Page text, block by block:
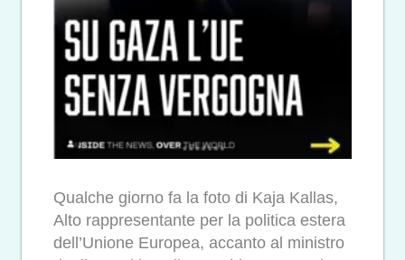
Qualche giorno fa la foto di Kaja Kallas,
Alto rappresentante per la politica estera
dell’Unione Europea, accanto al ministro